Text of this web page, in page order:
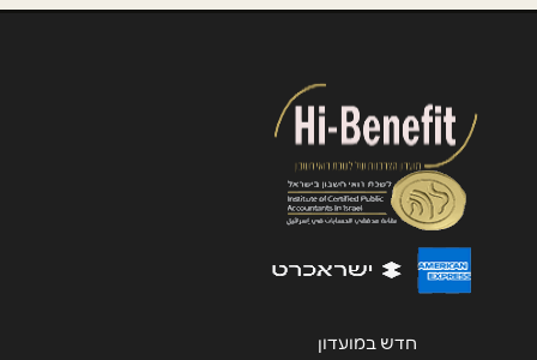
אנא חזרו אלי בקשר ל...
הודעה*
חדש במועדון